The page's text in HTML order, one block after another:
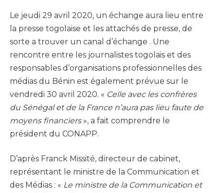
Le jeudi 29 avril 2020, un échange aura lieu entre
la presse togolaise et les attachés de presse, de
sorte a trouver un canal d’échange . Une
rencontre entre les journalistes togolais et des
responsables d’organisations professionnelles des
médias du Bénin est également prévue sur le
vendredi 30 avril 2020. « Celle avec les confrères
du Sénégal et de la France n’aura pas lieu faute de
moyens financiers», a fait comprendre le
président du CONAPP.
D’après Franck Missité, directeur de cabinet,
représentant le ministre de la Communication et
des Médias : « Le ministre de la Communication et